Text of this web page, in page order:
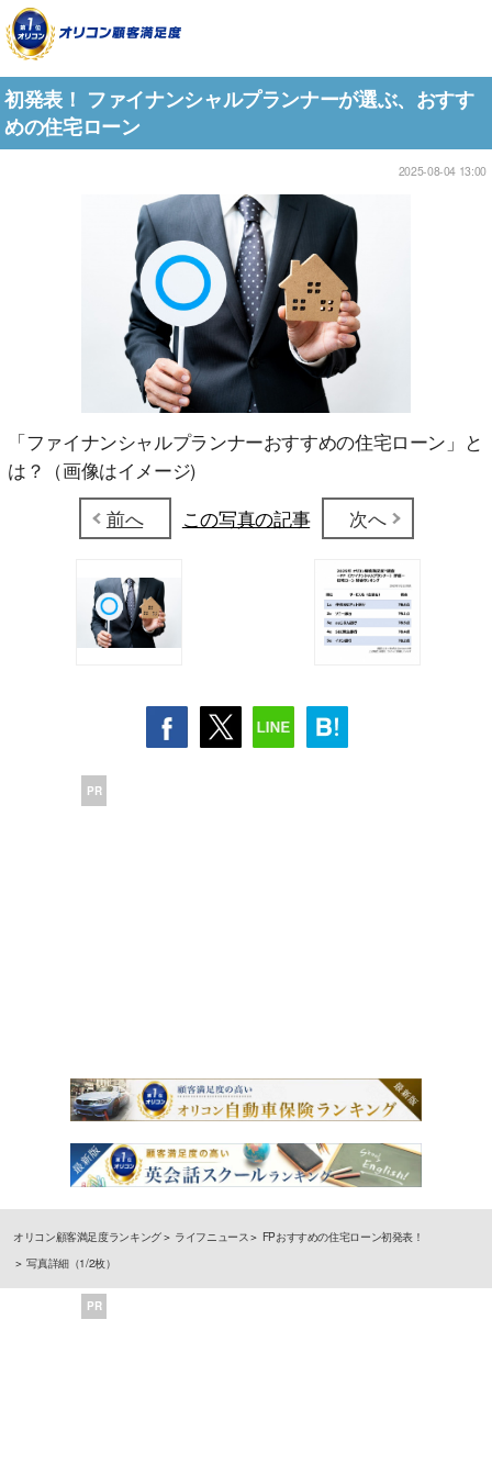
初発表！ ファイナンシャルプランナーが選ぶ、おすす
めの住宅ローン
2025-08-04 13:00
「ファイナンシャルプランナーおすすめの住宅ローン」と
は？（画像はイメージ)
前へ
この写真の記事 次へ
PR
オリコン顧客満足度ランキング ライフニュース
FPおすすめの住宅ローン初発表！
写真詳細（1/2枚）
PR